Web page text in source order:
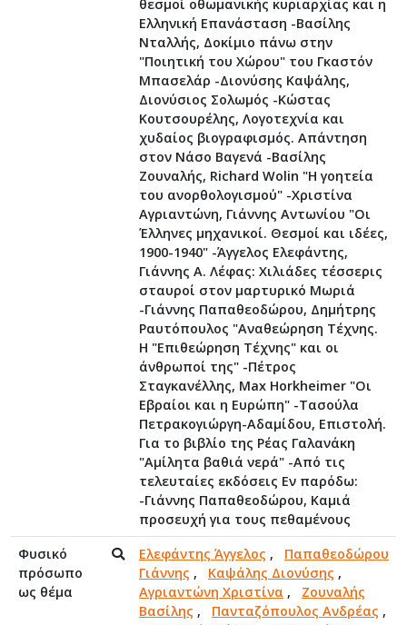
θεσμοί οθωμανικής κυριαρχίας και η
Ελληνική Επανάσταση -Βασίλης
Νταλλής, Δοκίμιο πάνω στην
"Ποιητική του Χώρου" του Γκαστόν
Μπασελάρ -Διονύσης Καψάλης,
Διονύσιος Σολωμός -Κώστας
Κουτσουρέλης, Λογοτεχνία και
χυδαίος βιογραφισμός. Απάντηση
στον Νάσο Βαγενά -Βασίλης
Ζουναλής, Richard Wolin "Η γοητεία
του ανορθολογισμού" -Χριστίνα
Αγριαντώνη, Γιάννης Αντωνίου "Οι
Έλληνες μηχανικοί. Θεσμοί και ιδέες,
1900-1940" -Άγγελος Ελεφάντης,
Γιάννης Α. Λέφας: Χιλιάδες τέσσερις
σταυροί στον μαρτυρικό Μωριά
-Γιάννης Παπαθεοδώρου, Δημήτρης
Ραυτόπουλος "Αναθεώρηση Τέχνης.
Η "Επιθεώρηση Τέχνης" και οι
άνθρωποί της" -Πέτρος
Σταγκανέλλης, Max Horkheimer "Οι
Εβραίοι και η Ευρώπη" -Τασούλα
Πετρακογιώργη-Αδαμίδου, Επιστολή.
Για το βιβλίο της Ρέας Γαλανάκη
"Αμίλητα βαθιά νερά" -Από τις
τελευταίες εκδόσεις Εν παρόδω:
-Γιάννης Παπαθεοδώρου, Καμιά
προσευχή για τους πεθαμένους
Φυσικό
πρόσωπο
ως θέμα
Ελεφάντης Άγγελος , Παπαθεοδώρου
Γιάννης , Καψάλης Διονύσης ,
Αγριαντώνη Χριστίνα , Ζουναλής
Βασίλης , Πανταζόπουλος Ανδρέας ,